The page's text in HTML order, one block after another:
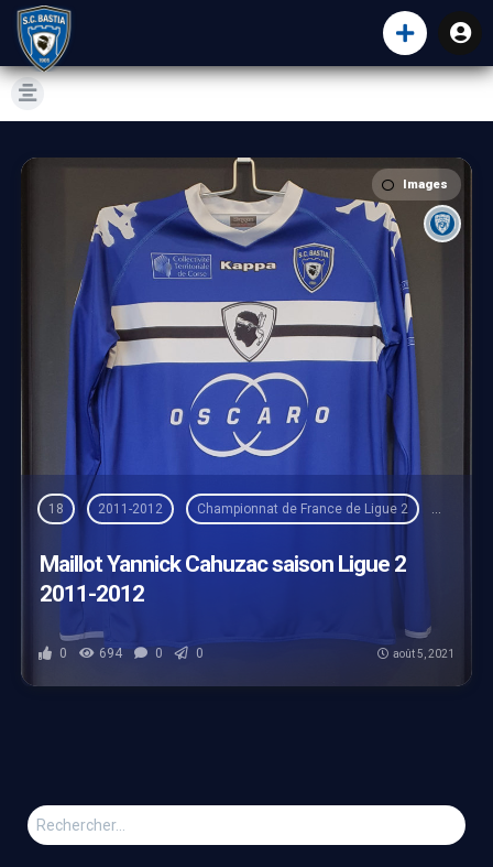
Images
18 2011-2012 Championnat de France de Ligue 2
Maillot Yannick Cahuzac saison Ligue 2
2011-2012
0 694 0 0 août 5, 2021
Rechercher :